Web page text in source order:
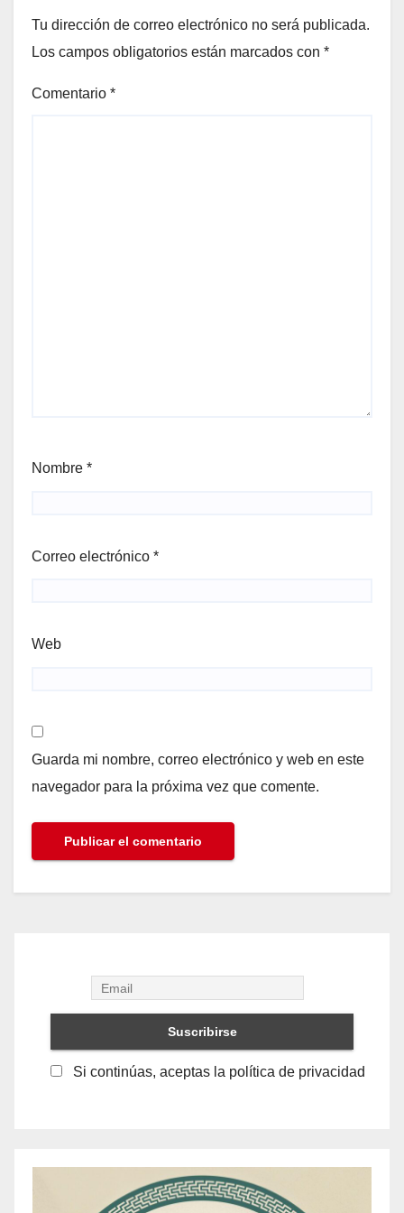
Tu dirección de correo electrónico no será publicada.
Los campos obligatorios están marcados con *
Comentario *
Nombre *
Correo electrónico *
Web
Guarda mi nombre, correo electrónico y web en este
navegador para la próxima vez que comente.
Si continúas, aceptas la política de privacidad